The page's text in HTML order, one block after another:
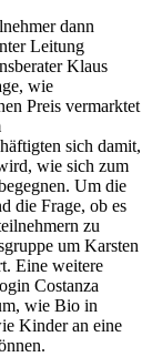
dann
Leitung
Klaus
wie
Preis vermarktet
sich damit,
wie sich zum
Um die
die Frage, ob es
zu
um Karsten
Eine weitere
Costanza
wie Bio in
Kinder an eine